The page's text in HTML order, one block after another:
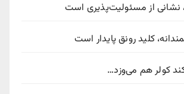
نشانی از مسئولیت‌پذیری است
کلید رونق پایدار است
کولر هم می‌وزد…